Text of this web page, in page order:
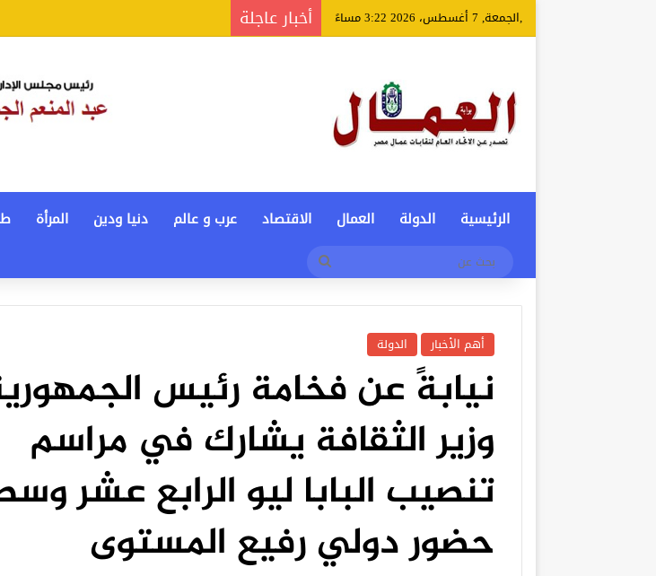
,الجمعة, 7 أغسطس، 2026 3:22 مساءً أخبار عاجلة
الرئيسية الدولة العمال الاقتصاد عرب و عالم دنيا ودين المرأة
أهم الأخبار الدولة
نيابةً عن فخامة رئيس
وزير الثقافة يشارك في مراسم
تنصيب البابا ليو الرابع عشر
حضور دولي رفيع المستوى